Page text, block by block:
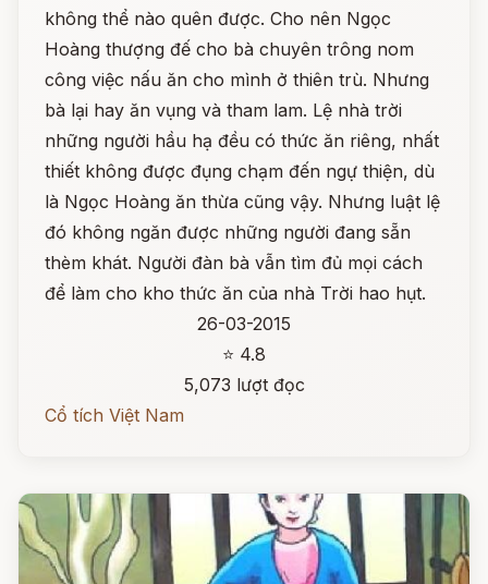
không thể nào quên được. Cho nên Ngọc
Hoàng thượng đế cho bà chuyên trông nom
công việc nấu ăn cho mình ở thiên trù. Nhưng
bà lại hay ăn vụng và tham lam. Lệ nhà trời
những người hầu hạ đều có thức ăn riêng, nhất
thiết không được đụng chạm đến ngự thiện, dù
là Ngọc Hoàng ăn thừa cũng vậy. Nhưng luật lệ
đó không ngăn được những người đang sẵn
thèm khát. Người đàn bà vẫn tìm đủ mọi cách
để làm cho kho thức ăn của nhà Trời hao hụt.
26-03-2015
⭐ 4.8
5,073 lượt đọc
Cổ tích Việt Nam